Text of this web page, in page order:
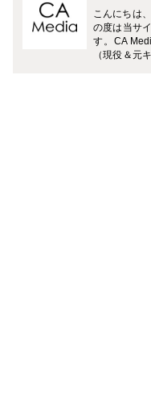
こんにちは
の度は当サ
す。CA
（現役＆元